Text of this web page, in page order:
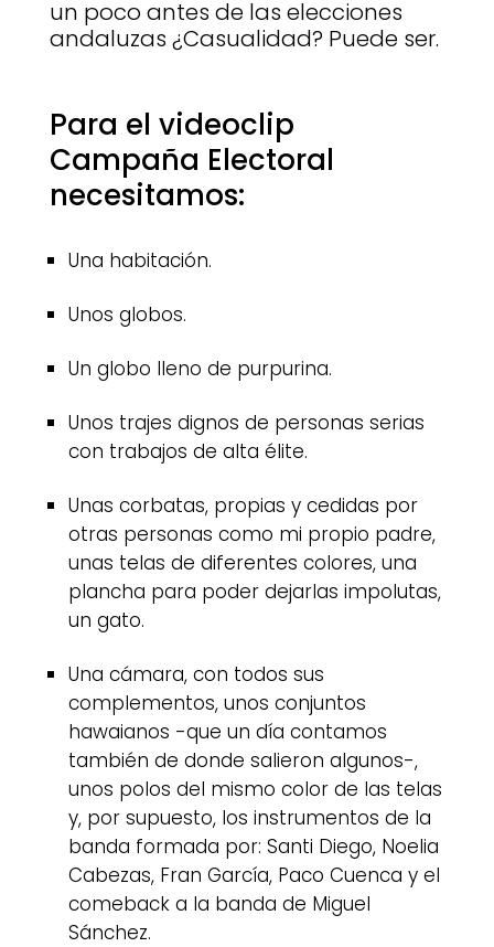
un poco antes de las elecciones
andaluzas ¿Casualidad? Puede ser.
Para el videoclip
Campaña Electoral
necesitamos:
Una habitación.
Unos globos.
Un globo lleno de purpurina.
Unos trajes dignos de personas serias
con trabajos de alta élite.
Unas corbatas, propias y cedidas por
otras personas como mi propio padre,
unas telas de diferentes colores, una
plancha para poder dejarlas impolutas,
un gato.
Una cámara, con todos sus
complementos, unos conjuntos
hawaianos -que un día contamos
también de donde salieron algunos-,
unos polos del mismo color de las telas
y, por supuesto, los instrumentos de la
banda formada por: Santi Diego, Noelia
Cabezas, Fran García, Paco Cuenca y el
comeback a la banda de Miguel
Sánchez.